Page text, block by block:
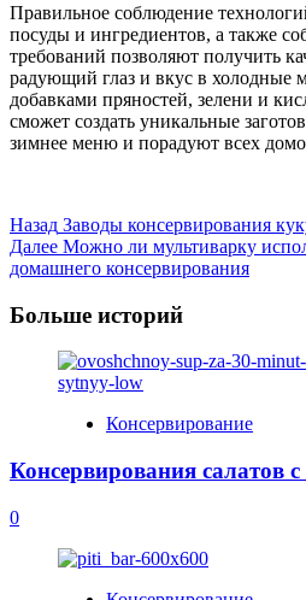
Правильное соблюдение
посуды и ингредиентов, а также
требований позволяют получить
радующий глаз и вкус в холодные
добавками пряностей, зелени и
сможет создать уникальные
зимнее меню и порадуют всех
Post
Navigation
Назад Заводы консервирования
Далее Можно ли мультиварку
домашнего консервирования
Больше историй
Консервирование
Консервирования салатов
0